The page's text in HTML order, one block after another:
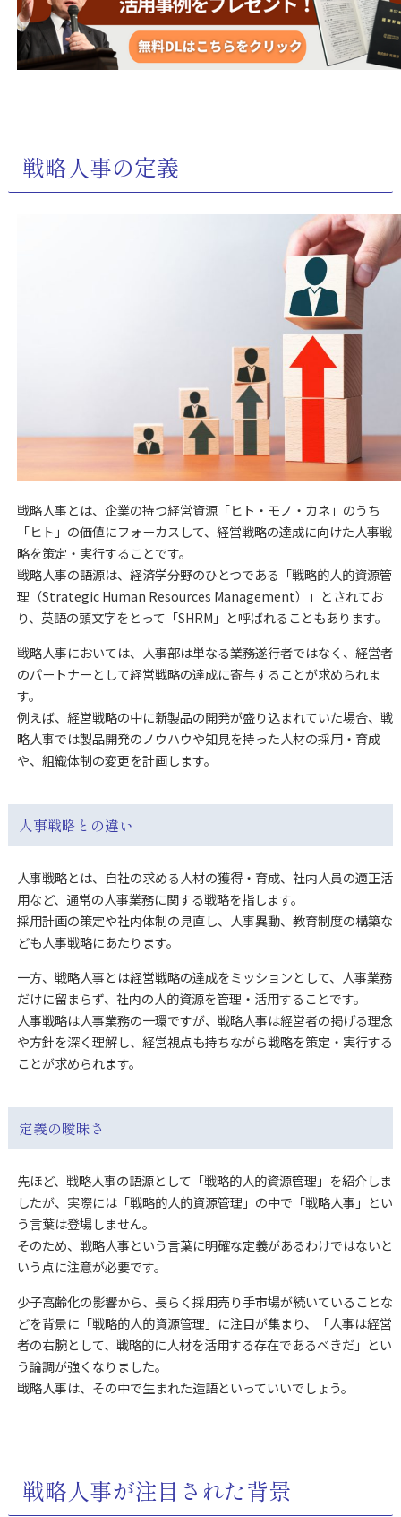
戦略人事の定義
戦略人事とは、企業の持つ経営資源「ヒト・モノ・カネ」のうち
「ヒト」の価値にフォーカスして、経営戦略の達成に向けた人事戦
略を策定・実行することです。
戦略人事の語源は、経済学分野のひとつである「戦略的人的資源管
理（Strategic Human Resources Management）」とされてお
り、英語の頭文字をとって「SHRM」と呼ばれることもあります。
戦略人事においては、人事部は単なる業務遂行者ではなく、経営者
のパートナーとして経営戦略の達成に寄与することが求められま
す。
例えば、経営戦略の中に新製品の開発が盛り込まれていた場合、戦
略人事では製品開発のノウハウや知見を持った人材の採用・育成
や、組織体制の変更を計画します。
人事戦略との違い
人事戦略とは、自社の求める人材の獲得・育成、社内人員の適正活
用など、通常の人事業務に関する戦略を指します。
採用計画の策定や社内体制の見直し、人事異動、教育制度の構築な
ども人事戦略にあたります。
一方、戦略人事とは経営戦略の達成をミッションとして、人事業務
だけに留まらず、社内の人的資源を管理・活用することです。
人事戦略は人事業務の一環ですが、戦略人事は経営者の掲げる理念
や方針を深く理解し、経営視点も持ちながら戦略を策定・実行する
ことが求められます。
定義の曖昧さ
先ほど、戦略人事の語源として「戦略的人的資源管理」を紹介しま
したが、実際には「戦略的人的資源管理」の中で「戦略人事」とい
う言葉は登場しません。
そのため、戦略人事という言葉に明確な定義があるわけではないと
いう点に注意が必要です。
少子高齢化の影響から、長らく採用売り手市場が続いていることな
どを背景に「戦略的人的資源管理」に注目が集まり、「人事は経営
者の右腕として、戦略的に人材を活用する存在であるべきだ」とい
う論調が強くなりました。
戦略人事は、その中で生まれた造語といっていいでしょう。
戦略人事が注目された背景